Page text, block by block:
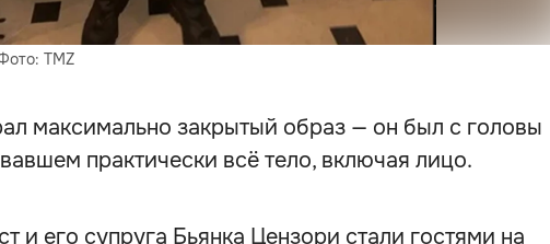
TMZ
максимально закрытый образ — он был с головы
практически всё тело, включая лицо.
и его супруга Бьянка Цензори стали гостями на